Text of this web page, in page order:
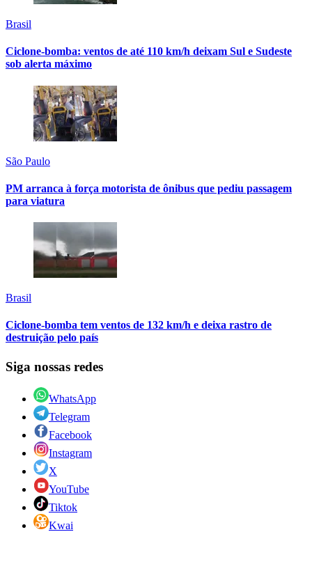
Brasil
Ciclone-bomba: ventos de até 110 km/h deixam Sul e Sudeste
sob alerta máximo
São Paulo
PM arranca à força motorista de ônibus que pediu passagem
para viatura
Brasil
Ciclone-bomba tem ventos de 132 km/h e deixa rastro de
destruição pelo país
Siga nossas redes
WhatsApp
Telegram
Facebook
Instagram
X
YouTube
Tiktok
Kwai